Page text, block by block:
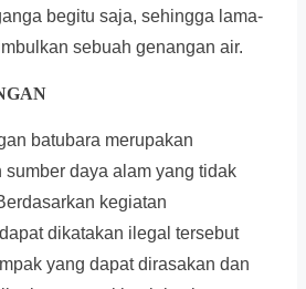
begitu saja, sehingga lama-
sebuah genangan air.
batubara merupakan
daya alam yang tidak
kegiatan
dikatakan ilegal tersebut
yang dapat dirasakan dan